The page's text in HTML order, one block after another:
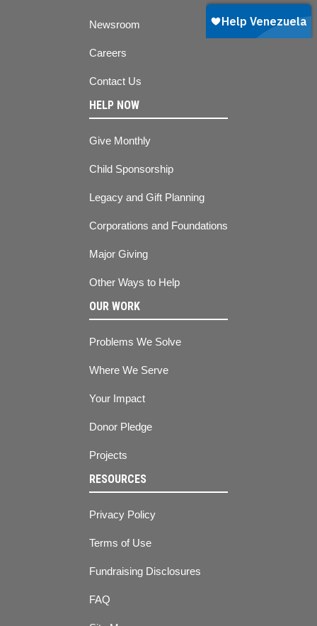
Newsroom
Careers
Contact Us
HELP NOW
Give Monthly
Child Sponsorship
Legacy and Gift Planning
Corporations and Foundations
Major Giving
Other Ways to Help
OUR WORK
Problems We Solve
Where We Serve
Your Impact
Donor Pledge
Projects
RESOURCES
Privacy Policy
Terms of Use
Fundraising Disclosures
FAQ